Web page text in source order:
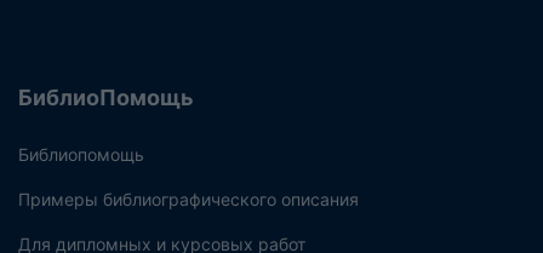
БиблиоПомощь
Библиопомощь
Примеры библиографического описания
Для дипломных и курсовых работ